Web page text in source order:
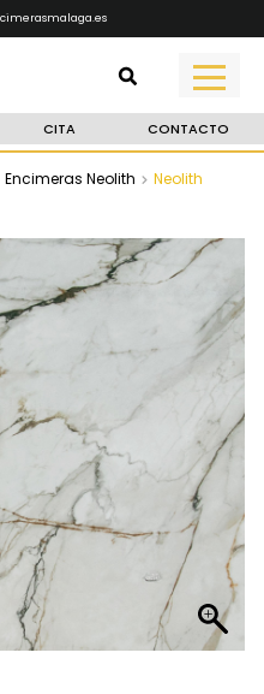
CITA CONTACTO
Encimeras Neolith
Neolith